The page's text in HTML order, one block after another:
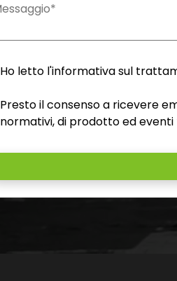
Ho letto l'informativa sul
Presto il consenso a ricevere
normativi, di prodotto ed eventi